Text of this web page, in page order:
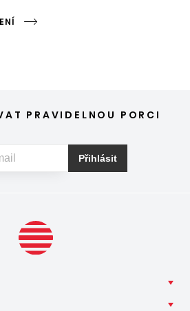
PRAVIDELNOU PORCI
Přihlásit